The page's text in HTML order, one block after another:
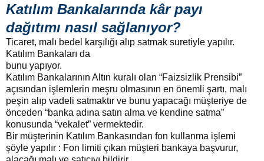
Katılım Bankalarında kâr payı
dağıtımı nasıl sağlanıyor?
Ticaret, malı bedel karşılığı alıp satmak suretiyle yapılır.
Katılım Bankaları da
bunu yapıyor.
Katılım Bankalarının Altın kuralı olan “Faizsizlik Prensibi”
açısından işlemlerin meşru olmasının en önemli şartı, malı
peşin alıp vadeli satmaktır ve bunu yapacağı müşteriye de
önceden “banka adına satın alma ve kendine satma”
konusunda “vekalet” vermektedir.
Bir müşterinin Katılım Bankasından fon kullanma işlemi
şöyle yapılır : Fon limiti çıkan müşteri bankaya başvurur,